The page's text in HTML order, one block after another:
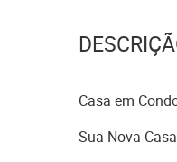
Casa em
Sua Nova